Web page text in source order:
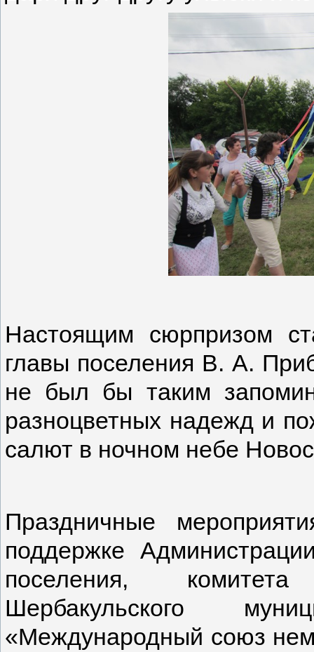
Настоящим сюрпризом
главы поселения В. А.
не был бы таким
разноцветных надежд и
салют в ночном небе
Праздничные
поддержке
поселения,
Шербакульского
«Международный союз